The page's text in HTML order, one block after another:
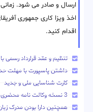
ارسال و صادر می شود.
اخذ ویزا کاری جمهوری
اقدام کنید.
تنظیم و عقد قرارداد رسمی
داشتن پاسپورت با مهلت حداقل 6 ماهه تا
کارت شناسایی ملی و جدید
3 نسخه وکالت نامه محضری
همچنین دارا بودن مدرک